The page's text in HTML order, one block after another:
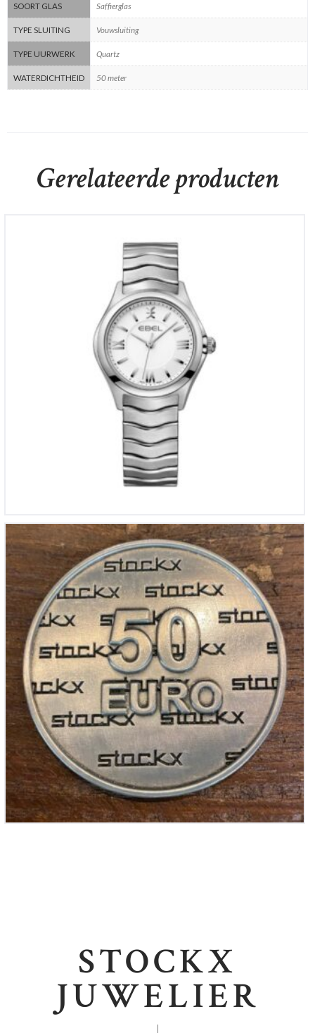
SOORT GLAS Saffierglas
TYPE SLUITING Vouwsluiting
TYPE UURWERK Quartz
WATERDICHTHEID 50 meter
Gerelateerde producten
€1,350
Stockx juwelier Cadeau munt 50,-
€50
STOCKX
JUWELIER